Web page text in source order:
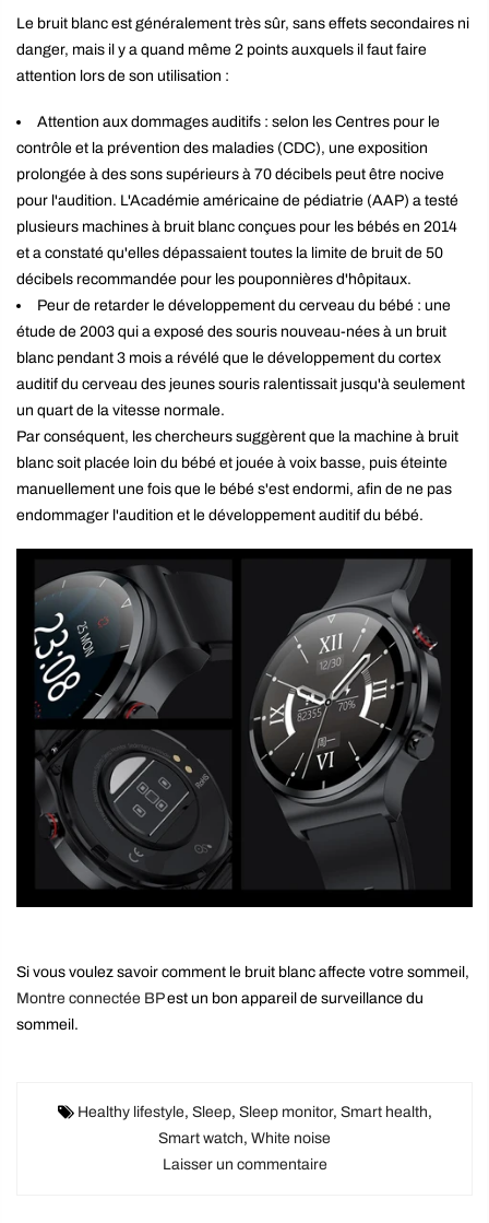
Le bruit blanc est généralement très sûr, sans effets secondaires ni
danger, mais il y a quand même 2 points auxquels il faut faire
attention lors de son utilisation :
Attention aux dommages auditifs : selon les Centres pour le
contrôle et la prévention des maladies (CDC), une exposition
prolongée à des sons supérieurs à 70 décibels peut être nocive
pour l'audition. L'Académie américaine de pédiatrie (AAP) a testé
plusieurs machines à bruit blanc conçues pour les bébés en 2014
et a constaté qu'elles dépassaient toutes la limite de bruit de 50
décibels recommandée pour les pouponnières d'hôpitaux.
Peur de retarder le développement du cerveau du bébé : une
étude de 2003 qui a exposé des souris nouveau-nées à un bruit
blanc pendant 3 mois a révélé que le développement du cortex
auditif du cerveau des jeunes souris ralentissait jusqu'à seulement
un quart de la vitesse normale.
Par conséquent, les chercheurs suggèrent que la machine à bruit
blanc soit placée loin du bébé et jouée à voix basse, puis éteinte
manuellement une fois que le bébé s'est endormi, afin de ne pas
endommager l'audition et le développement auditif du bébé.
Si vous voulez savoir comment le bruit blanc affecte votre sommeil,
Montre connectée BPest un bon appareil de surveillance du
sommeil.
Healthy lifestyle, Sleep, Sleep monitor, Smart health,
Smart watch, White noise
Laisser un commentaire